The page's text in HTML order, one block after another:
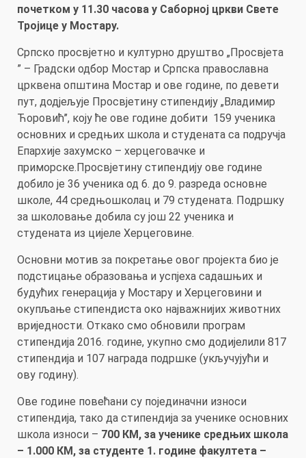
почетком у 11.30 часова у Саборној цркви Свете
Тројице у Мостару.
Српско просвјетно и културно друштво „Просвјета
” – Градски одбор Мостар и Српска православна
црквена општина Мостар и ове године, по девети
пут, додјељује Просвјетину стипендију „Владимир
Ћоровић’’, коју ће ове године добити 159 ученика
основних и средњих школа и студената са подручја
Епархије захумско – херцеговачке и
приморске.Просвјетину стипендију ове године
добило је 36 ученика од 6. до 9. разреда основне
школе, 44 средњошколац и 79 студената. Подршку
за школовање добила су још 22 ученика и
студената из цијеле Херцеговине.
Основни мотив за покретање овог пројекта био је
подстицање образовања и успјеха садашњих и
будућих генерација у Мостару и Херцеговини и
окупљање стипендиста око најважнијих животних
вриједности. Откако смо обновили програм
стипендија 2016. године, укупно смо додијелили 817
стипендија и 107 награда подршке (укључујући и
ову годину).
Ове године повећани су појединачни износи
стипендија, тако да стипендија за ученике основних
школа износи – 700 КМ, за ученике средњих школа
– 1.000 КМ, за студенте 1. године факултета –